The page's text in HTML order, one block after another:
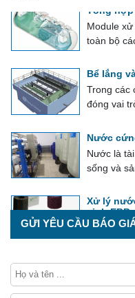
Tổng
Module
toàn bộ
Bể lắng
Trong các
đóng vai
Nước
Nước là
sống và
Xử lý
sinh EBB
EBB là
được tẩm
Phương
Phí bảo
GỬI YÊU CẦU BÁO